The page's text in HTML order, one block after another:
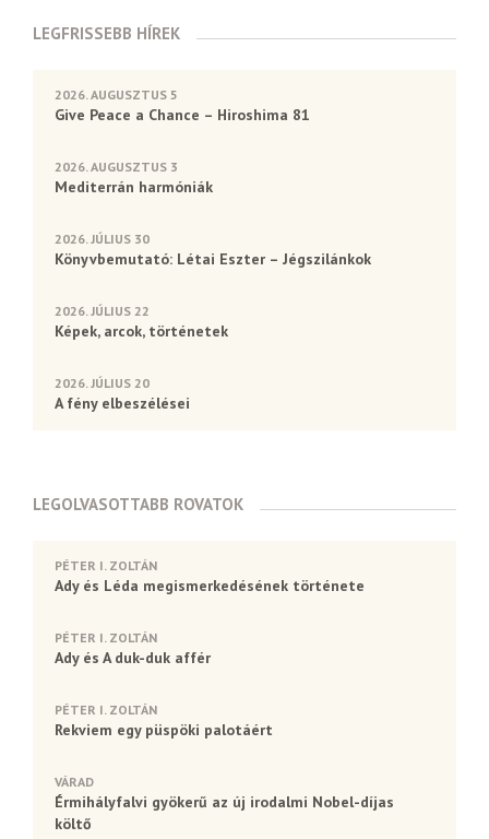
LEGFRISSEBB HÍREK
2026. AUGUSZTUS 5
Give Peace a Chance – Hiroshima 81
2026. AUGUSZTUS 3
Mediterrán harmóniák
2026. JÚLIUS 30
Könyvbemutató: Létai Eszter – Jégszilánkok
2026. JÚLIUS 22
Képek, arcok, történetek
2026. JÚLIUS 20
A fény elbeszélései
LEGOLVASOTTABB ROVATOK
PÉTER I. ZOLTÁN
Ady és Léda megismerkedésének története
PÉTER I. ZOLTÁN
Ady és A duk-duk affér
PÉTER I. ZOLTÁN
Rekviem egy püspöki palotáért
VÁRAD
Érmihályfalvi gyökerű az új irodalmi Nobel-díjas
költő